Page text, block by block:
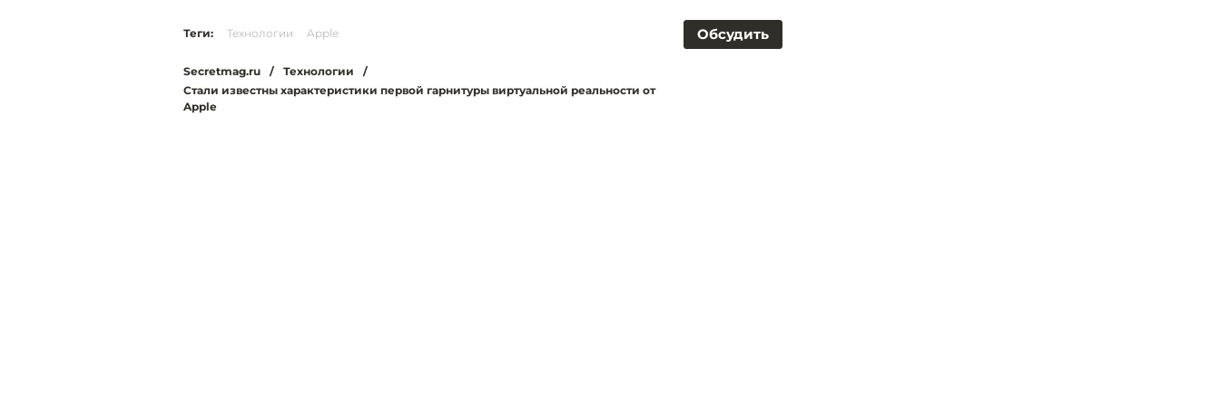
Обсудить
Теги: Технологии Apple
Secretmag.ru / Технологии
/
Стали известны характеристики первой гарнитуры виртуальной реальности от
Apple